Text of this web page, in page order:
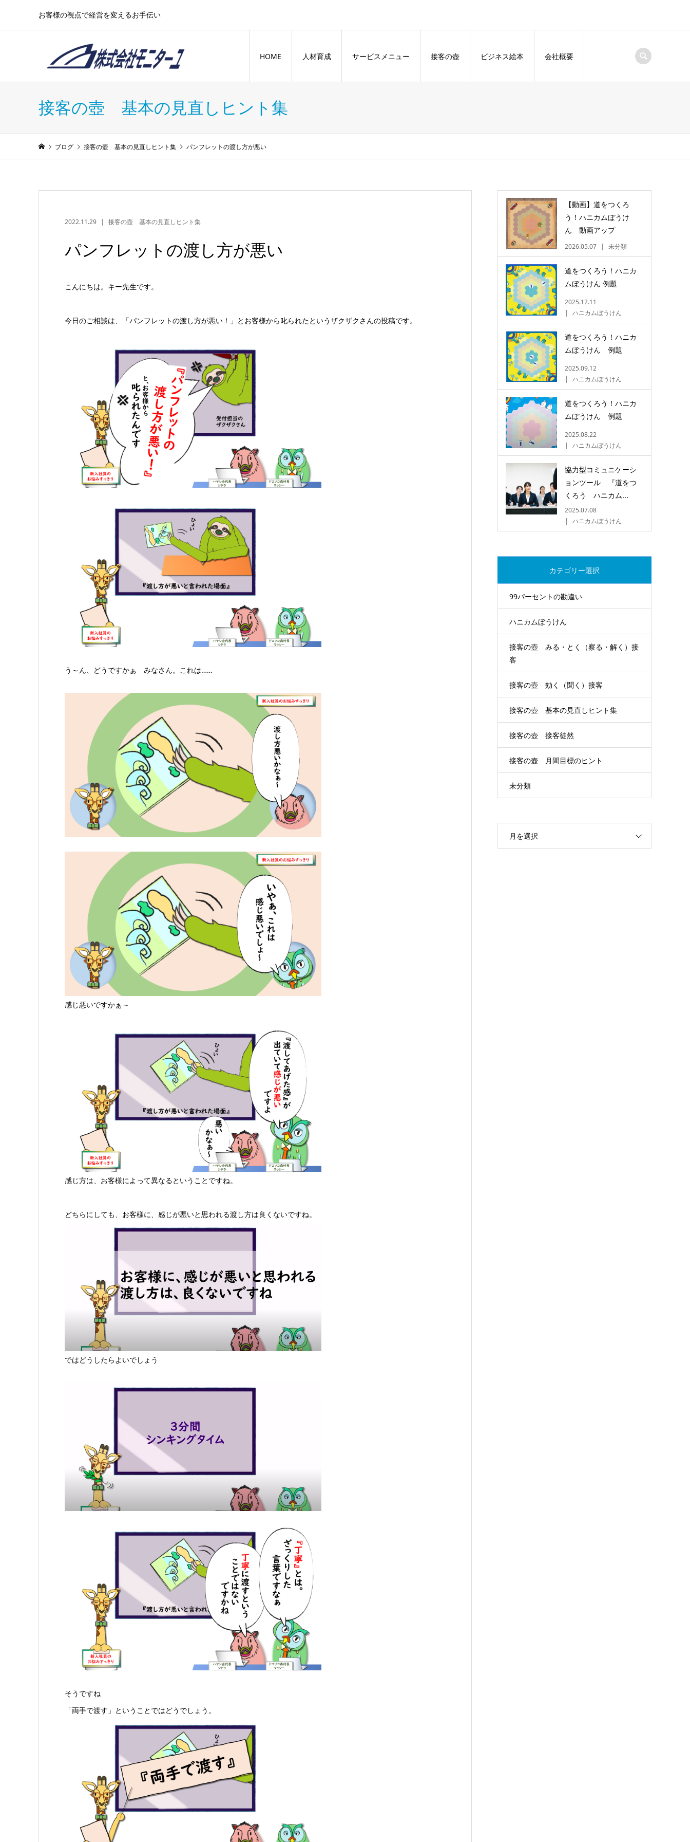
お客様の視点で経営を変えるお手伝い
HOME 人材育成 サービスメニュー 接客の壺 ビジネス絵本 会社概要
接客の壺 基本の見直しヒント集
ブログ 接客の壺 基本の見直しヒント集 パンフレットの渡し方が悪い
2022.11.29 接客の壺 基本の見直しヒント集
パンフレットの渡し方が悪い
こんにちは。キー先生です。
今日のご相談は、「パンフレットの渡し方が悪い！」とお客様から叱られたというザクザクさんの投稿です。
う～ん、どうですかぁ みなさん。これは……
感じ悪いですかぁ～
感じ方は、お客様によって異なるということですね。
どちらにしても、お客様に、感じが悪いと思われる渡し方は良くないですね。
ではどうしたらよいでしょう
そうですね
「両手で渡す」ということではどうでしょう。
【動画】道をつくろ
う！ハニカムぼうけ
ん 動画アップ
2026.05.07 未分類
道をつくろう！ハニカ
ムぼうけん 例題
2025.12.11
ハニカムぼうけん
道をつくろう！ハニカ
ムぼうけん 例題
2025.09.12
ハニカムぼうけん
道をつくろう！ハニカ
ムぼうけん 例題
2025.08.22
ハニカムぼうけん
協力型コミュニケーシ
ョンツール 『道をつ
くろう ハニカム...
2025.07.08
ハニカムぼうけん
カテゴリー選択
99パーセントの勘違い
ハニカムぼうけん
接客の壺 みる・とく（察る・解く）接
客
接客の壺 効く（聞く）接客
接客の壺 基本の見直しヒント集
接客の壺 接客徒然
接客の壺 月間目標のヒント
未分類
月を選択